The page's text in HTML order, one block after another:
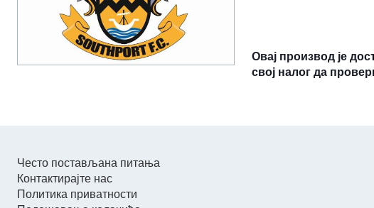
Овај производ је
свој налог да
Често постављана питања
Контактирајте нас
Политика приватности